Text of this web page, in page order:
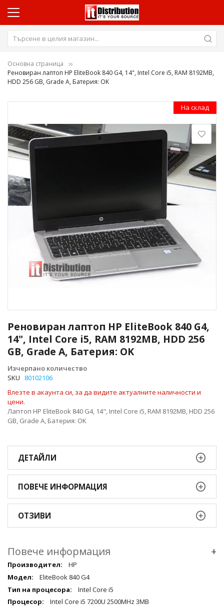
Основна страница
Реновиран лаптоп HP EliteBook 840 G4, 14", Intel Core i5, RAM 8192MB,
HDD 256 GB, Grade A, Батерия: OK
Реновиран лаптоп HP EliteBook 840 G4,
14", Intel Core i5, RAM 8192MB, HDD 256
GB, Grade A, Батерия: OK
Изчерпано количество
SKU
80102106
Влезте в акаунта си, за да видите актуалните наличности и
цени.
Лаптоп HP EliteBook 840 G4, 14", Intel Core i5, RAM 8192MB, HDD 256
GB, Grade A, Батерия: OK
края
на
галерията
на
изображенията
На склад
към
началото
на
галерия
снимки
ДЕТАЙЛИ
ПОВЕЧЕ ИНФОРМАЦИЯ
ОТЗИВИ
Повече информация +
Повече
информация
qqq
HP
EliteBook 840 G4
Intel Core i5
Intel Core i5 7200U 2500MHz 3MB